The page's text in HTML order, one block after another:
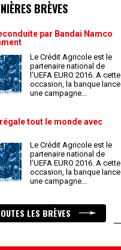
BRÈVES
par Bandai Namco
Le Crédit Agricole est le
partenaire national de
l’UEFA EURO 2016. A cette
occasion, la banque lance
une campagne...
tout le monde avec
Le Crédit Agricole est le
partenaire national de
l’UEFA EURO 2016. A cette
occasion, la banque lance
une campagne...
LES BRÈVES